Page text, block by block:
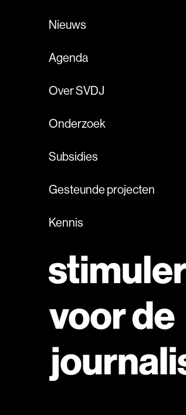
Nieuws
Agenda
Over SVDJ
Onderzoek
Subsidies
Gesteunde projecten
Kennis